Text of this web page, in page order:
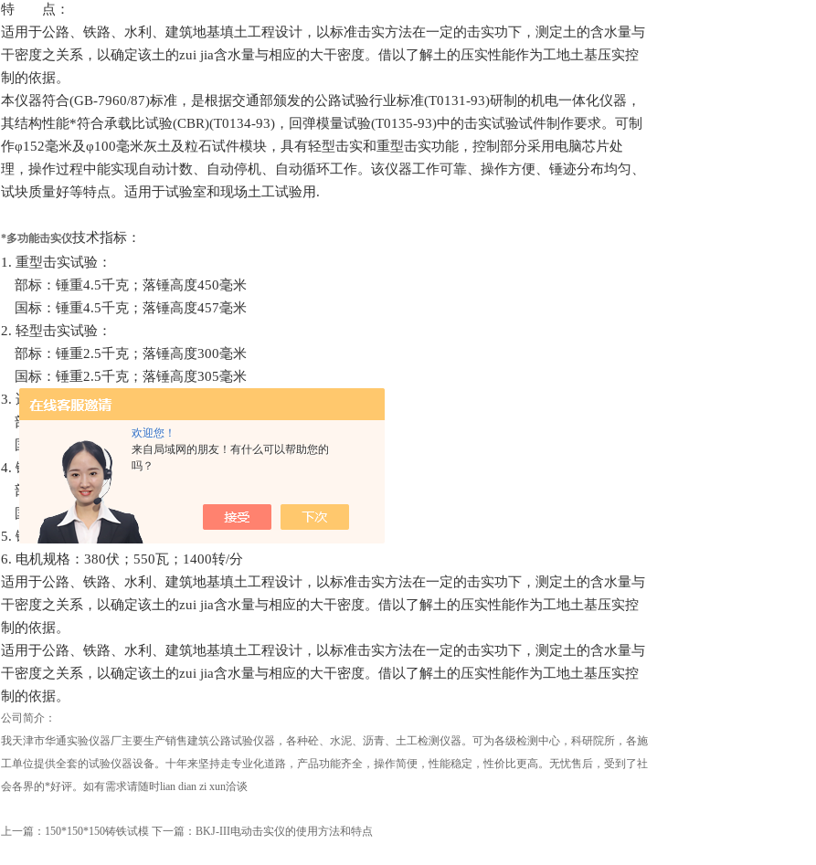
欢迎您！
来自局域网的朋友！有什么可以帮助您的
吗？
特 点：
适用于公路、铁路、水利、建筑地基填土工程设计，以标准击实方法在一定的击实功下，测定土的含水量与
干密度之关系，以确定该土的zui jia含水量与相应的大干密度。借以了解土的压实性能作为工地土基压实控
制的依据。
本仪器符合(GB-7960/87)标准，是根据交通部颁发的公路试验行业标准(T0131-93)研制的机电一体化仪器，
其结构性能*符合承载比试验(CBR)(T0134-93) ，回弹模量试验(T0135-93)中的击实试验试件制作要求。可制
作φ152毫米及φ100毫米灰土及粒石试件模块，具有轻型击实和重型击实功能，控制部分采用电脑芯片处
理，操作过程中能实现自动计数、自动停机、自动循环工作。该仪器工作可靠、操作方便、锤迹分布均匀、
试块质量好等特点。适用于试验室和现场土工试验用.
*多功能击实仪技术指标：
1. 重型击实试验：
部标：锤重4.5千克；落锤高度450毫米
国标：锤重4.5千克；落锤高度457毫米
2. 轻型击实试验：
部标： 锤重2.5千克；落锤高度300毫米
国标： 锤重2.5千克；落锤高度305毫米
3. 适用试模筒直径：
部标：Φ100毫米；Φ152毫米
国标：
Φ102毫米； Φ152毫米
4. 锤头直径：
部标：
Φ50毫米
国标：Φ51 毫米
5. 锤击速度： 30次
6. 电机规格： 380伏； 550瓦； 1400转/分
适用于公路、铁路、水利、建筑地基填土工程设计，以标准击实方法在一定的击实功下，测定土的含水量与
干密度之关系，以确定该土的zui jia含水量与相应的大干密度。借以了解土的压实性能作为工地土基压实控
制的依据。
适用于公路、铁路、水利、建筑地基填土工程设计，以标准击实方法在一定的击实功下，测定土的含水量与
干密度之关系，以确定该土的zui jia含水量与相应的大干密度。借以了解土的压实性能作为工地土基压实控
制的依据。
公司简介：
我天津市华通实验仪器厂主要生产销售建筑公路试验仪器，各种砼、水泥、沥青、土工检测仪器。可为各级检测中心，科研院所，各施
工单位提供全套的试验仪器设备。十年来坚持走专业化道路，产品功能齐全，操作简便，性能稳定，性价比更高。无忧售后，受到了社
会各界的*好评。如有需求请随时lian dian zi xun洽谈
上一篇： 150*150*150铸铁试模 下一篇： BKJ-III电动击实仪的使用方法和特点